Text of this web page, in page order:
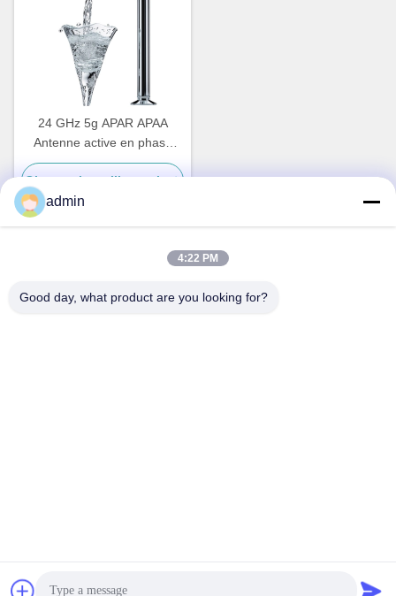
24 GHz 5g APAR APAA
Antenne active en phase
d'arrayé Éléments d'antenne
3 6 Ka Scan à large angle de
Obtenez le meilleur prix
Qualité Antenne radar à réseau de phases Le fournisseur. 2021-
admin
4:22 PM
Good day, what product are you looking for?